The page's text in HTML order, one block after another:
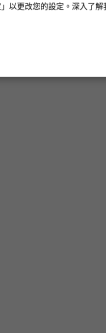
以更改您的設定。深入了解